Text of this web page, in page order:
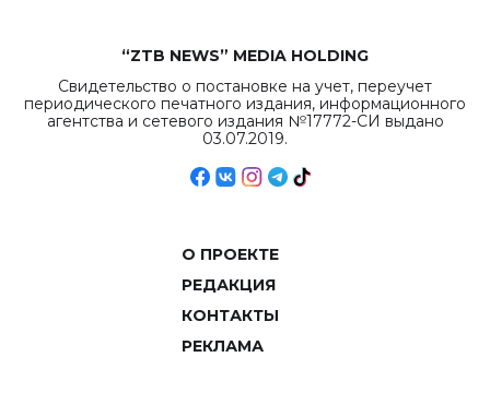
“ZTB NEWS” MEDIA HOLDING
Свидетельство о постановке на учет, переучет
периодического печатного издания, информационного
агентства и сетевого издания №17772-СИ выдано
03.07.2019.
О ПРОЕКТЕ
РЕДАКЦИЯ
КОНТАКТЫ
РЕКЛАМА